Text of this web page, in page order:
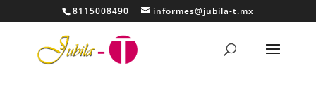
8115008490 informes@jubila-t.mx